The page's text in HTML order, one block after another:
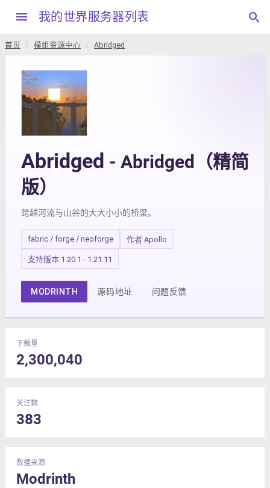
menu 我的世界服务器列表 search
首页 模组资源中心 Abridged
Abridged - Abridged（精简
版）
跨越河流与山谷的大大小小的桥梁。
fabric / forge / neoforge 作者 Apollo
支持版本 1.20.1 - 1.21.11
MODRINTH 源码地址 问题反馈
下载量
2,300,040
关注数
383
数据来源
Modrinth